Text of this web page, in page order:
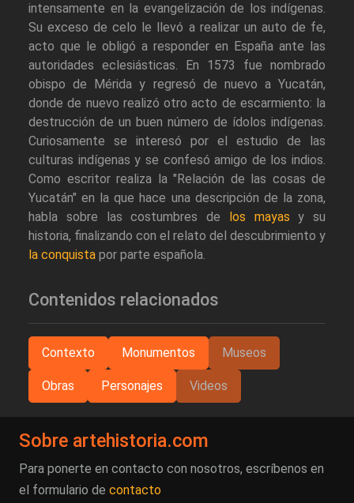
intensamente en la evangelización de los indígenas.
Su exceso de celo le llevó a realizar un auto de fe,
acto que le obligó a responder en España ante las
autoridades eclesiásticas. En 1573 fue nombrado
obispo de Mérida y regresó de nuevo a Yucatán,
donde de nuevo realizó otro acto de escarmiento: la
destrucción de un buen número de ídolos indígenas.
Curiosamente se interesó por el estudio de las
culturas indígenas y se confesó amigo de los indios.
Como escritor realiza la "Relación de las cosas de
Yucatán" en la que hace una descripción de la zona,
habla sobre las costumbres de
los mayas y su
historia, finalizando con el relato del descubrimiento y
la conquista por parte española.
Contenidos relacionados
Contexto Monumentos Museos
Obras Personajes Videos
Sobre artehistoria.com
Para ponerte en contacto con nosotros, escríbenos en
el formulario de contacto